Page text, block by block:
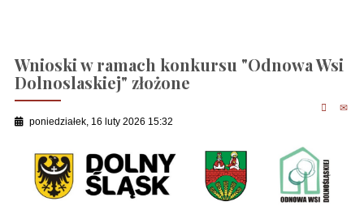
Wnioski w ramach konkursu "Odnowa Wsi
Dolnoslaskiej" złożone
poniedziałek, 16 luty 2026 15:32